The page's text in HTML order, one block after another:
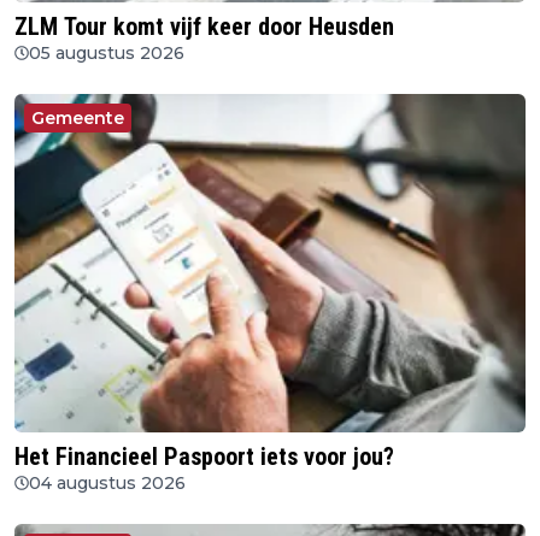
ZLM Tour komt vijf keer door Heusden
05 augustus 2026
Gemeente
Het Financieel Paspoort iets voor jou?
04 augustus 2026